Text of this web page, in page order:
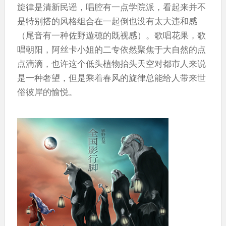
旋律是清新民谣，唱腔有一点学院派，看起来并不
是特别搭的风格组合在一起倒也没有太大违和感
（尾音有一种佐野遊穂的既视感）。歌唱花果，歌
唱朝阳，阿丝卡小姐的二专依然聚焦于大自然的点
点滴滴，也许这个低头植物抬头天空对都市人来说
是一种奢望，但是乘着春风的旋律总能给人带来世
俗彼岸的愉悦。